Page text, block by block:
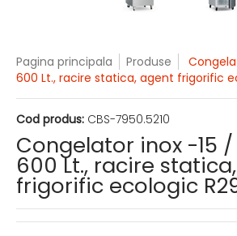
Pagina principala Produse
600 Lt., racire statica, agent frigorific
Cod produs: CBS-7950.5210
Congelator inox -15 /
600 Lt., racire
frigorific ecologic